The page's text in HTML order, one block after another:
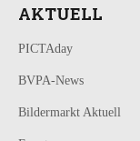
AKTUELL
PICTAday
BVPA-News
Bildermarkt Aktuell